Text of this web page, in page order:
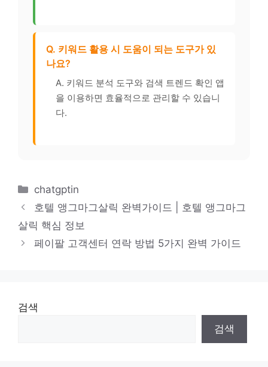
Q. 키워드 활용 시 도움이 되는 도구가 있
나요?
A. 키워드 분석 도구와 검색 트렌드 확인 앱
을 이용하면 효율적으로 관리할 수 있습니
다.
카
테
리
chatgptin
호텔 앵그마그살릭 완벽가이드 | 호텔 앵그마그
살릭 핵심 정보
페이팔 고객센터 연락 방법 5가지 완벽 가이드
검색
검색